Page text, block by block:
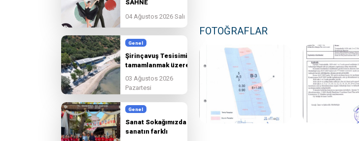
SAHNE
BAŞLADI!
04 Ağustos 2026 Salı
Genel
Şirinçavuş Tesisimiz
tamamlanmak üzere.
03 Ağustos 2026
Pazartesi
Genel
Sanat Sokağımızda
sanatın farklı
FOTOĞRAFLAR